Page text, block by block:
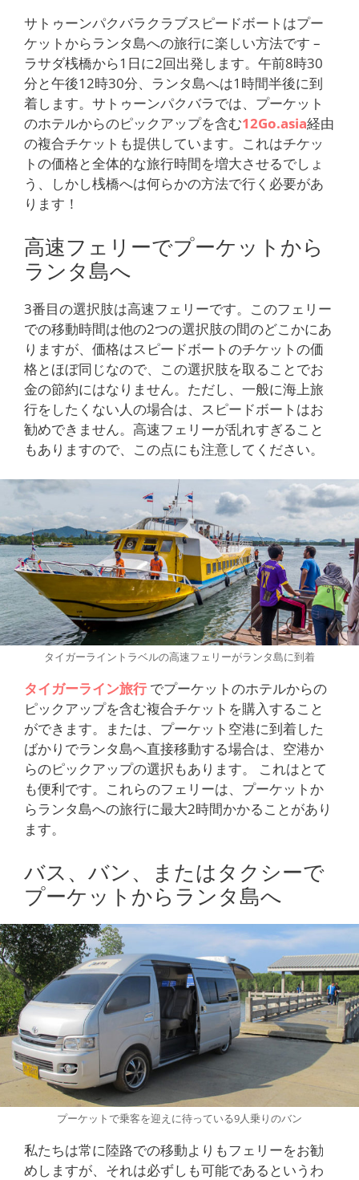
サトゥーンパクバラクラブスピードボートはプー
ケットからランタ島への旅行に楽しい方法です –
ラサダ桟橋から1日に2回出発します。午前8時30
分と午後12時30分、ランタ島へは1時間半後に到
着します。サトゥーンパクバラでは、プーケット
のホテルからのピックアップを含む12Go.asia経由
の複合チケットも提供しています。これはチケッ
トの価格と全体的な旅行時間を増大させるでしょ
う、しかし桟橋へは何らかの方法で行く必要があ
ります！
高速フェリーでプーケットから
ランタ島へ
3番目の選択肢は高速フェリーです。このフェリー
での移動時間は他の2つの選択肢の間のどこかにあ
りますが、価格はスピードボートのチケットの価
格とほぼ同じなので、この選択肢を取ることでお
金の節約にはなりません。ただし、一般に海上旅
行をしたくない人の場合は、スピードボートはお
勧めできません。高速フェリーが乱れすぎること
もありますので、この点にも注意してください。
タイガーライントラベルの高速フェリーがランタ島に到着
タイガーライン旅行でプーケットのホテルからの
ピックアップを含む複合チケットを購入すること
ができます。または、プーケット空港に到着した
ばかりでランタ島へ直接移動する場合は、空港か
らのピックアップの選択もあります。 これはとて
も便利です。これらのフェリーは、プーケットか
らランタ島への旅行に最大2時間かかることがあり
ます。
バス、バン、またはタクシーで
プーケットからランタ島へ
プーケットで乗客を迎えに待っている9人乗りのバン
私たちは常に陸路での移動よりもフェリーをお勧
めしますが、それは必ずしも可能であるというわ